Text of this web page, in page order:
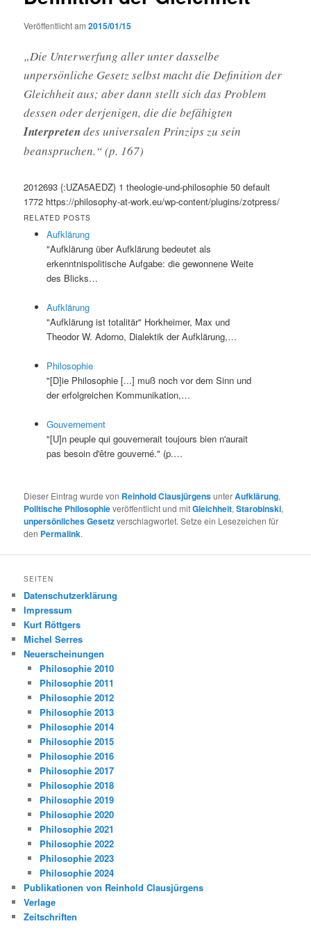
Veröffentlicht am2015/01/15
„Die Unterwerfung aller unter dasselbe
unpersönliche Gesetz selbst macht die Definition der
Gleichheit aus; aber dann stellt sich das Problem
dessen oder derjenigen, die die befähigten
Interpreten des universalen Prinzips zu sein
beanspruchen.“ (p. 167)
2012693 {:UZA5AEDZ} 1 theologie-und-philosophie 50 default
1772 https://philosophy-at-work.eu/wp-content/plugins/zotpress/
RELATED POSTS
Aufklärung
"Aufklärung über Aufklärung bedeutet als
erkenntnispolitische Aufgabe: die gewonnene Weite
des Blicks…
Aufklärung
"Aufklärung ist totalitär" Horkheimer, Max und
Theodor W. Adorno, Dialektik der Aufklärung,…
Philosophie
"[D]ie Philosophie [...] muß noch vor dem Sinn und
der erfolgreichen Kommunikation,…
Gouvernement
"[U]n peuple qui gouvernerait toujours bien n'aurait
pas besoin d'être gouverné." (p.…
Dieser Eintrag wurde von Reinhold ClausjürgensunterAufklärung,
Politische Philosophieveröffentlicht und mitGleichheit,Starobinski,
unpersönliches Gesetzverschlagwortet. Setze ein Lesezeichen für
den Permalink.
SEITEN
Datenschutzerklärung
Impressum
Kurt Röttgers
Michel Serres
Neuerscheinungen
Philosophie 2010
Philosophie 2011
Philosophie 2012
Philosophie 2013
Philosophie 2014
Philosophie 2015
Philosophie 2016
Philosophie 2017
Philosophie 2018
Philosophie 2019
Philosophie 2020
Philosophie 2021
Philosophie 2022
Philosophie 2023
Philosophie 2024
Publikationen von Reinhold Clausjürgens
Verlage
Zeitschriften